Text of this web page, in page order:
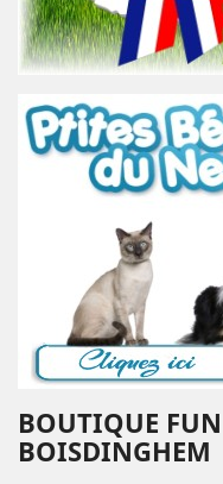
BOUTIQUE
BOISDINGHEM